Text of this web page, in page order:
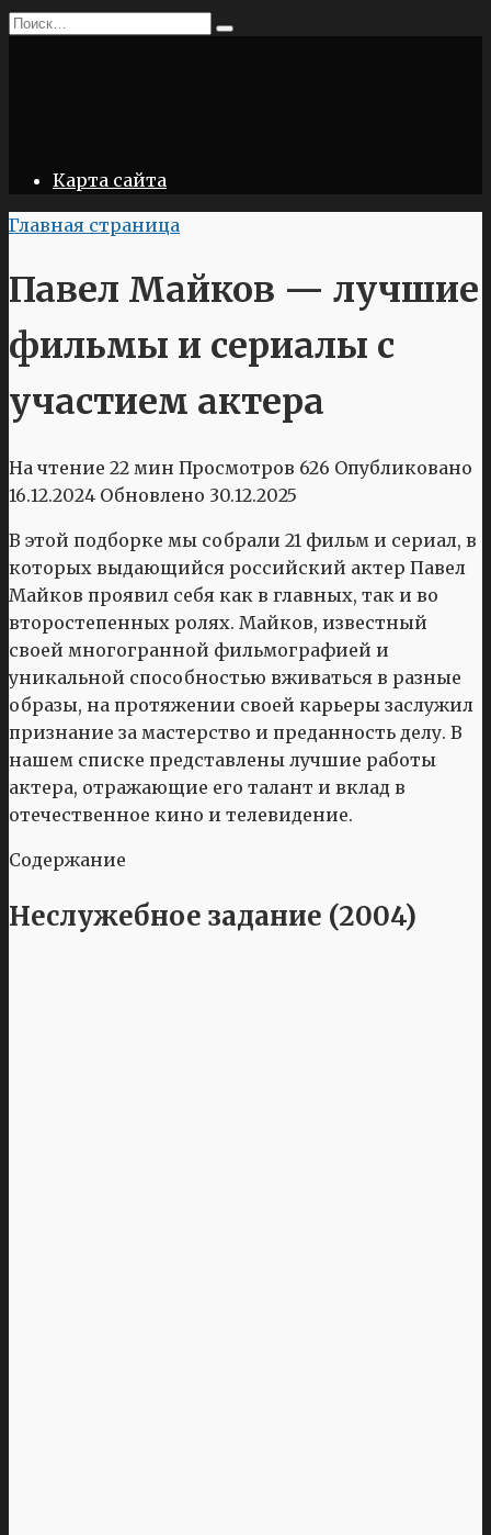
Перейти
Search
Карта сайта
Главная страница
Павел Майков — лучшие
фильмы и сериалы с
участием актера
На чтение 22 мин Просмотров 626 Опубликовано
16.12.2024 Обновлено 30.12.2025
В этой подборке мы собрали 21 фильм и сериал, в
которых выдающийся российский актер Павел
Майков проявил себя как в главных, так и во
второстепенных ролях. Майков, известный
своей многогранной фильмографией и
уникальной способностью вживаться в разные
образы, на протяжении своей карьеры заслужил
признание за мастерство и преданность делу. В
нашем списке представлены лучшие работы
актера, отражающие его талант и вклад в
отечественное кино и телевидение.
Содержание
Неслужебное задание (2004)